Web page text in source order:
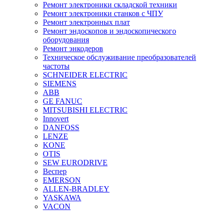
Ремонт электроники складской техники
Ремонт электроники станков с ЧПУ
Ремонт электронных плат
Ремонт эндоскопов и эндоскопического
оборудования
Ремонт энкодеров
Техническое обслуживание преобразователей
частоты
SCHNEIDER ELECTRIC
SIEMENS
ABB
GE FANUC
MITSUBISHI ELECTRIC
Innovert
DANFOSS
LENZE
KONE
OTIS
SEW EURODRIVE
Веспер
EMERSON
ALLEN-BRADLEY
YASKAWA
VACON